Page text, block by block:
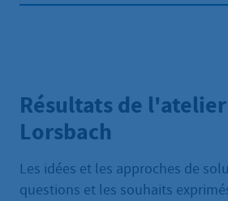
Résultats de
Lorsbach
Les idées et les approches de
questions et les souhaits